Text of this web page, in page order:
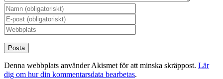
Denna webbplats använder Akismet för att minska skräppost. Lär
dig om hur din kommentarsdata bearbetas.